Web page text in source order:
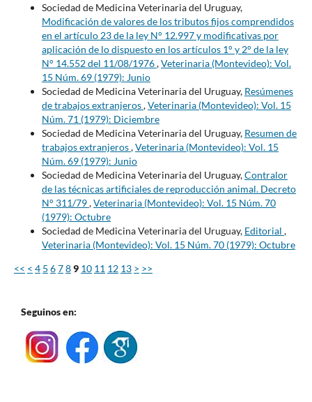
Sociedad de Medicina Veterinaria del Uruguay,
Modificación de valores de los tributos fijos comprendidos
en el artículo 23 de la ley N° 12.997 y modificativas por
aplicación de lo dispuesto en los artículos 1° y 2° de la ley
N° 14.552 del 11/08/1976,Veterinaria (Montevideo): Vol.
15 Núm. 69 (1979): Junio
Sociedad de Medicina Veterinaria del Uruguay, Resúmenes
de trabajos extranjeros,Veterinaria (Montevideo): Vol. 15
Núm. 71 (1979): Diciembre
Sociedad de Medicina Veterinaria del Uruguay, Resumen de
trabajos extranjeros,Veterinaria (Montevideo): Vol. 15
Núm. 69 (1979): Junio
Sociedad de Medicina Veterinaria del Uruguay,Contralor
de las técnicas artificiales de reproducción animal. Decreto
N° 311/79,Veterinaria (Montevideo): Vol. 15 Núm. 70
(1979): Octubre
Sociedad de Medicina Veterinaria del Uruguay, Editorial ,
Veterinaria (Montevideo): Vol. 15 Núm. 70 (1979): Octubre
<< < 4 5 6789 10 11 12 13 > >>
Seguinos en: